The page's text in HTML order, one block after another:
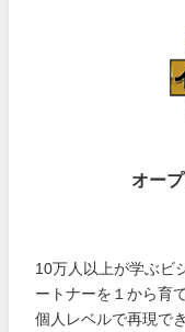
オー
10万人以上が学ぶビ
ートナーを１から育
個人レベルで再現で